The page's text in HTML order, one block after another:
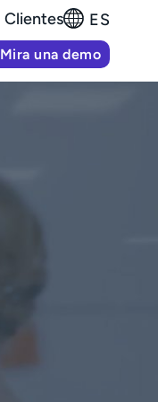
Clientes ES
Mira una demo